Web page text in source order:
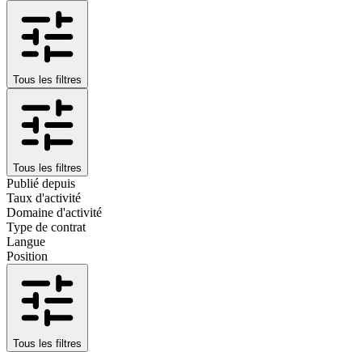
Tous les filtres
Tous les filtres
Publié depuis
Taux d'activité
Domaine d'activité
Type de contrat
Langue
Position
Tous les filtres